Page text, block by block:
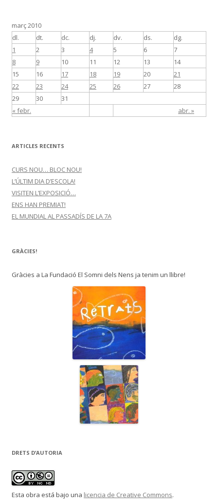
març 2010
dl.
dt. dc. dj. dv. ds. dg.
« febr. abr. »
1 2 3 4 5 6
7
8
9 10 11 12 13
14
15
16 17 18 19 20
21
22
23 24 25 26 27
28
29
30 31
ARTICLES RECENTS
CURS NOU… BLOC NOU!
L’ÚLTIM DIA D’ESCOLA!
VISITEN L’EXPOSICIÓ…
ENS HAN PREMIAT!
EL MUNDIAL AL PASSADÍS DE LA 7A
GRÀCIES!
Gràcies a La Fundació El Somni dels Nens ja tenim un llibre!
DRETS D’AUTORIA
Esta obra está bajo una licencia de Creative Commons.